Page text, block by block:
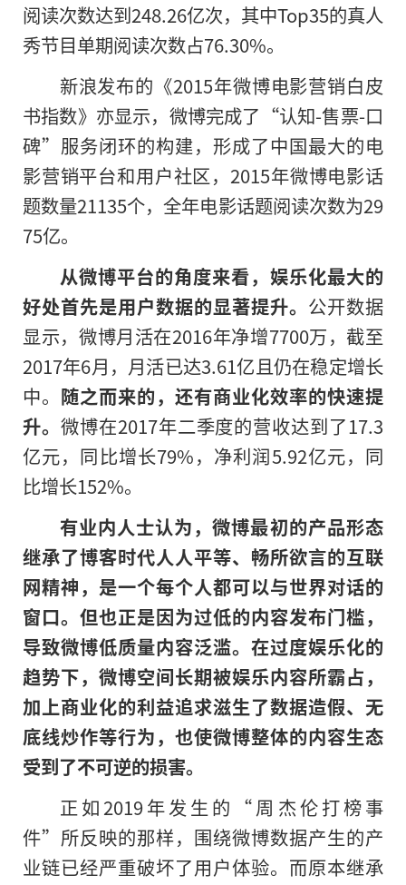
阅读次数达到248.26亿次，其中Top35的真人
秀节目单期阅读次数占76.30%。
新浪发布的《2015年微博电影营销白皮
书指数》亦显示，微博完成了“认知-售票-口
碑”服务闭环的构建，形成了中国最大的电
影营销平台和用户社区，2015年微博电影话
题数量21135个，全年电影话题阅读次数为29
75亿。
从微博平台的角度来看，娱乐化最大的
好处首先是用户数据的显著提升。 公开数据
显示，微博月活在2016年净增7700万，截至
2017年6月，月活已达3.61亿且仍在稳定增长
中。 随之而来的，还有商业化效率的快速提
升。 微博在2017年二季度的营收达到了17.3
亿元，同比增长79%，净利润5.92亿元，同
比增长152%。
有业内人士认为，微博最初的产品形态
继承了博客时代人人平等、畅所欲言的互联
网精神，是一个每个人都可以与世界对话的
窗口。但也正是因为过低的内容发布门槛，
导致微博低质量内容泛滥。在过度娱乐化的
趋势下，微博空间长期被娱乐内容所霸占，
加上商业化的利益追求滋生了数据造假、无
底线炒作等行为，也使微博整体的内容生态
受到了不可逆的损害。
正如2019年发生的“周杰伦打榜事
件”所反映的那样，围绕微博数据产生的产
业链已经严重破坏了用户体验。而原本继承